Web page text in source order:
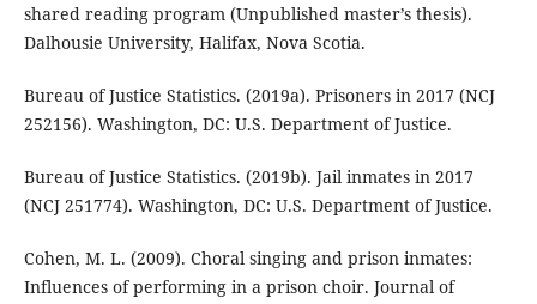
shared reading program (Unpublished master’s thesis).
Dalhousie University, Halifax, Nova Scotia.
Bureau of Justice Statistics. (2019a). Prisoners in 2017 (NCJ
252156). Washington, DC: U.S. Department of Justice.
Bureau of Justice Statistics. (2019b). Jail inmates in 2017
(NCJ 251774). Washington, DC: U.S. Department of Justice.
Cohen, M. L. (2009). Choral singing and prison inmates:
Influences of performing in a prison choir. Journal of